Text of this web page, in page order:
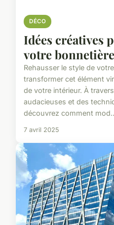
DÉCO
Idées créatives
votre
Rehausser le style de
transformer cet élément
de votre intérieur. À
audacieuses et des
découvrez comment
7 avril 2025